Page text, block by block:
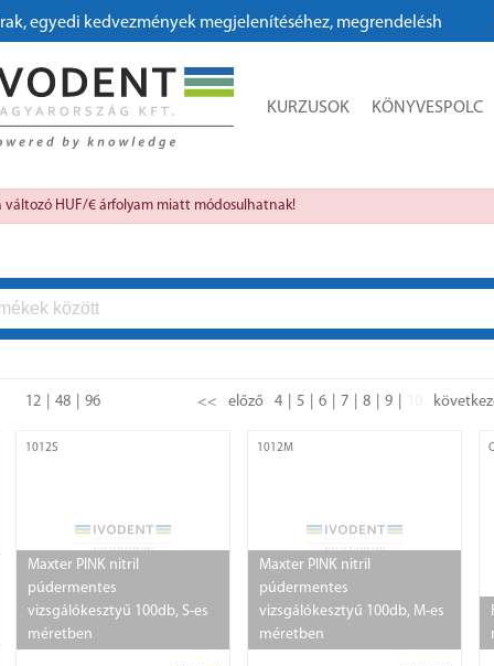
megjelenítéséhez, megrendeléshez kérjük, regisztráljon!
KURZUSOK KÖNYVESPOLC
HUF/€ árfolyam miatt módosulhatnak!
12 48 96 << előző 4 5 6 7 8 9
1012S
Maxter PINK nitril
púdermentes
vizsgálókesztyű 100db, S-es
méretben
1012M
Maxter PINK nitril
púdermentes
vizsgálókesztyű 100db, M-es
méretben